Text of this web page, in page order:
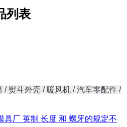
列表
熨斗外壳 / 暖风机 / 汽车零配件 /
具厂 英制 长度 和 螺牙的规定不